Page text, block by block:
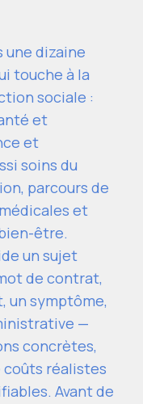
une dizaine
touche à la
sociale :
et
et
soins du
parcours de
et
être.
un sujet
de contrat,
un symptôme,
—
concrètes,
réalistes
Avant de